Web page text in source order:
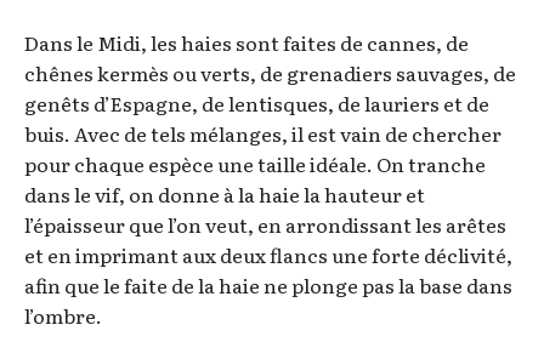
Dans le Midi, les haies sont faites de cannes, de
chênes kermès ou verts, de grenadiers sauvages, de
genêts d’Espagne, de lentisques, de lauriers et de
buis. Avec de tels mélanges, il est vain de chercher
pour chaque espèce une taille idéale. On tranche
dans le vif, on donne à la haie la hauteur et
l’épaisseur que l’on veut, en arrondissant les arêtes
et en imprimant aux deux flancs une forte déclivité,
afin que le faite de la haie ne plonge pas la base dans
l’ombre.